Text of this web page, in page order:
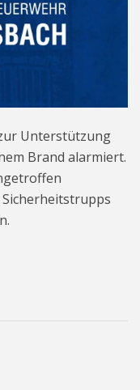
Unterstützung
Brand alarmiert.